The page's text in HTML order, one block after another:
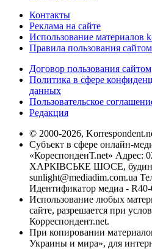
Контакты
Реклама на сайте
Использование материалов
Правила пользования сайтом
Договор пользования сайтом
Политика в сфере
данных
Пользовательское
Редакция
© 2000-2026,
Субъект в сфере онлайн-
«КореспонденТ.net» Адрес:
ХАРКІВСЬКЕ ШОСЕ,
sunlight@mediadim.com.ua
Идентификатор медиа -
Использование любых
сайте, разрешается при
Корреспондент.net.
При копировании
Украины и мира», для